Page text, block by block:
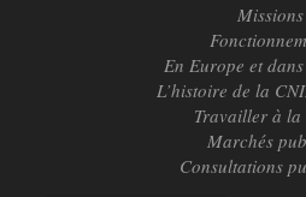
Missions
En Europe et
L’histoire de la
Travailler à la
Marchés
Consultations